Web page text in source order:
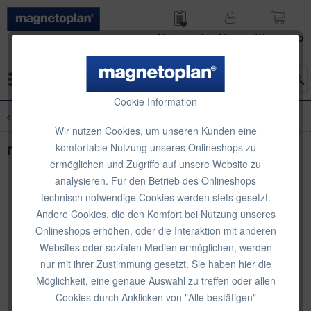
Merk­zettel
Mein
Waren­korb
Cookie Information
Wir nutzen Cookies, um unseren Kunden eine
komfortable Nutzung unseres Onlineshops zu
ermöglichen und Zugriffe auf unsere Website zu
analysieren. Für den Betrieb des Onlineshops
technisch notwendige Cookies werden stets gesetzt.
Andere Cookies, die den Komfort bei Nutzung unseres
Onlineshops erhöhen, oder die Interaktion mit anderen
Websites oder sozialen Medien ermöglichen, werden
nur mit ihrer Zustimmung gesetzt. Sie haben hier die
Möglichkeit, eine genaue Auswahl zu treffen oder allen
Cookies durch Anklicken von "Alle bestätigen"
magnetoplan Tafellöscher Wood Series